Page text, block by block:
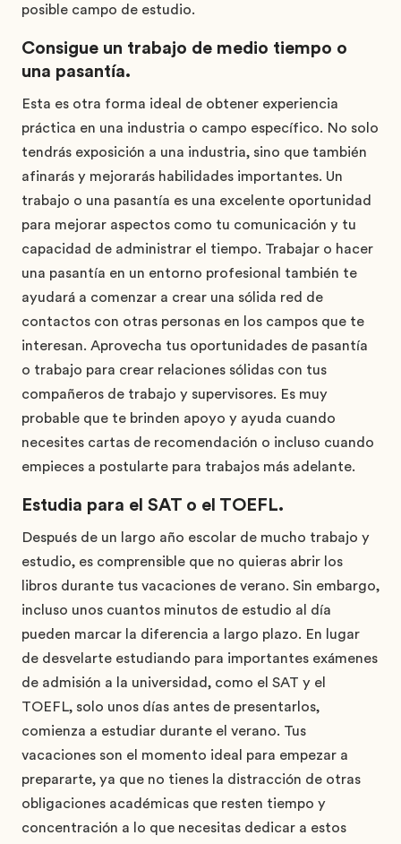
posible campo de estudio.
Consigue un trabajo de medio tiempo o
una pasantía.
Esta es otra forma ideal de obtener experiencia
práctica en una industria o campo específico. No solo
tendrás exposición a una industria, sino que también
afinarás y mejorarás habilidades importantes. Un
trabajo o una pasantía es una excelente oportunidad
para mejorar aspectos como tu comunicación y tu
capacidad de administrar el tiempo. Trabajar o hacer
una pasantía en un entorno profesional también te
ayudará a comenzar a crear una sólida red de
contactos con otras personas en los campos que te
interesan. Aprovecha tus oportunidades de pasantía
o trabajo para crear relaciones sólidas con tus
compañeros de trabajo y supervisores. Es muy
probable que te brinden apoyo y ayuda cuando
necesites cartas de recomendación o incluso cuando
empieces a postularte para trabajos más adelante.
Estudia para el SAT o el TOEFL.
Después de un largo año escolar de mucho trabajo y
estudio, es comprensible que no quieras abrir los
libros durante tus vacaciones de verano. Sin embargo,
incluso unos cuantos minutos de estudio al día
pueden marcar la diferencia a largo plazo. En lugar
de desvelarte estudiando para importantes exámenes
de admisión a la universidad, como el SAT y el
TOEFL, solo unos días antes de presentarlos,
comienza a estudiar durante el verano. Tus
vacaciones son el momento ideal para empezar a
prepararte, ya que no tienes la distracción de otras
obligaciones académicas que resten tiempo y
concentración a lo que necesitas dedicar a estos